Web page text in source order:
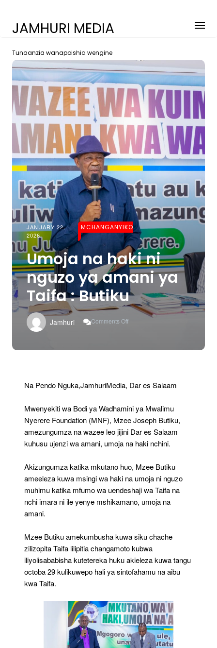
JAMHURI MEDIA
Tunaanzia wanapoishia wengine
JANUARY 22,
2026
MCHANGANYIKO
Umoja na haki ni
nguzo ya amani ya
Taifa : Butiku
Jamhuri Comments Off
Amani
Ya
:
Butiku
Na Pendo Nguka,JamhuriMedia, Dar es Salaam
Mwenyekiti wa Bodi ya Wadhamini ya Mwalimu
Nyerere Foundation (MNF), Mzee Joseph Butiku,
amezungumza na wazee leo jijini Dar es Salaam
kuhusu ujenzi wa amani, umoja na haki nchini.
Akizungumza katika mkutano huo, Mzee Butiku
ameeleza kuwa msingi wa haki na umoja ni nguzo
muhimu katika mfumo wa uendeshaji wa Taifa na
nchi imara ni ile yenye mshikamano, umoja na
amani.
Mzee Butiku amekumbusha kuwa siku chache
zilizopita Taifa lilipitia changamoto kubwa
iliyolisababisha kutetereka huku akieleza kuwa tangu
octoba 29 kulikuwepo hali ya sintofahamu na aibu
kwa Taifa.